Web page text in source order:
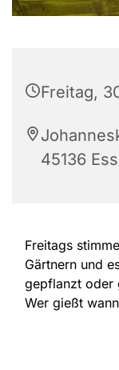
Freitag,
45136
Freitags
Gärtnern und
gepflanzt oder
Wer gießt